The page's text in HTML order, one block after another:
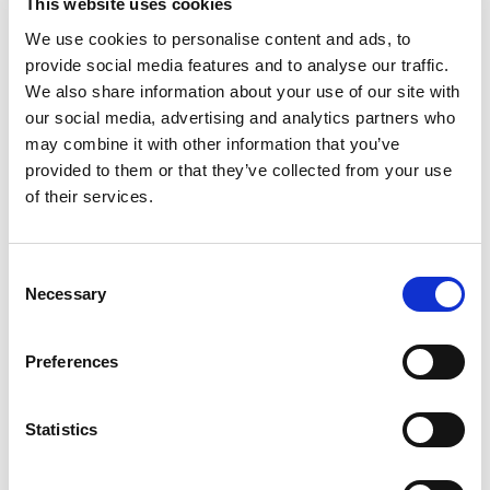
This website uses cookies
We use cookies to personalise content and ads, to
provide social media features and to analyse our traffic.
We also share information about your use of our site with
our social media, advertising and analytics partners who
may combine it with other information that you’ve
provided to them or that they’ve collected from your use
of their services.
Selection
Necessary
Preferences
Statistics
regolamento
PNFC.docx
Foto di Andrea Bonavita.